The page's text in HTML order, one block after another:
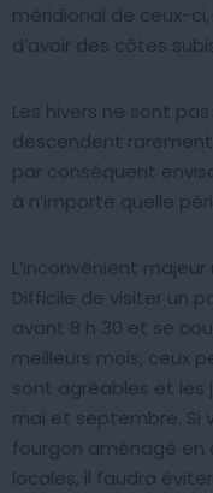
méridional de ceux-
d’avoir des côtes
Les hivers ne sont
descendent rarement
par conséquent
à n’importe quelle
L’inconvénient
Difficile de visiter un
avant 8 h 30 et se
meilleurs mois, ceux
sont agréables et les
mai et septembre. Si
fourgon aménagé en
locales, il faudra